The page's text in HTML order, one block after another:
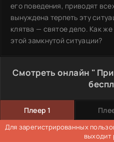
его поведения, приводят
вынуждена терпеть эту
клятва — святое дело. Как
этой замкнутой ситуации?
Смотреть онлайн "
Плеер 1
Для зарегистрированных
выходит